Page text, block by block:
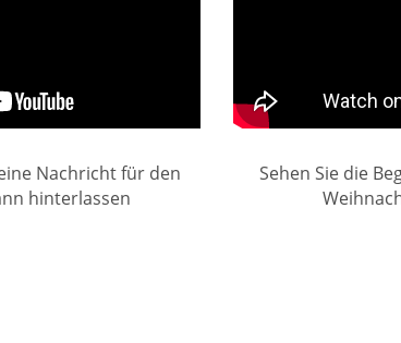
Nachricht für den
hinterlassen
Sehen Sie die